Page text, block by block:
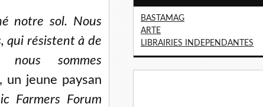
notre sol. Nous
qui résistent à de
nous sommes
un jeune paysan
Farmers Forum
BASTAMAG
ARTE
LIBRAIRIES INDEPENDANTES